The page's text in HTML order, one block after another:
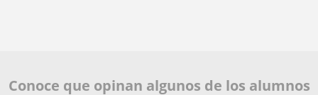
Conoce que opinan algunos de los alumnos